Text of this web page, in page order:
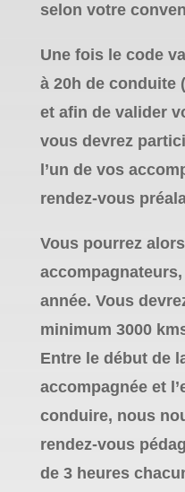
selon votre
Une fois le code
à 20h de conduite
et afin de valider
vous devrez
l’un de vos
rendez-vous
Vous pourrez
année. Vous
minimum 3000
Entre le début de
accompagnée et
conduire, nous
rendez-vous
de 3 heures